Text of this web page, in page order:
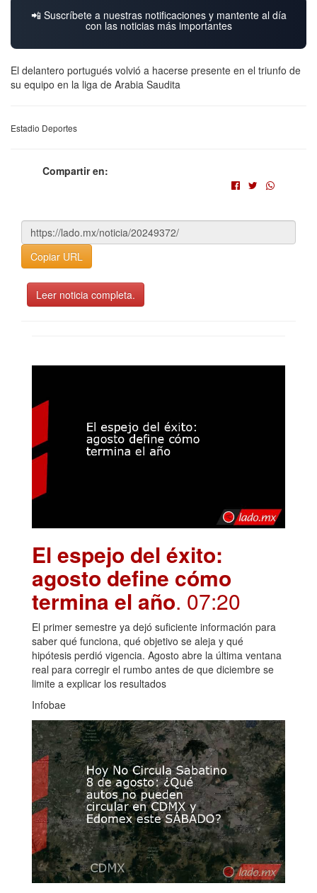
📲 Suscríbete a nuestras notificaciones y mantente al día
con las noticias más importantes
El delantero portugués volvió a hacerse presente en el triunfo de
su equipo en la liga de Arabia Saudita
Estadio Deportes
Compartir en:
Copiar URL
Leer noticia completa.
El espejo del éxito:
agosto define cómo
termina el año. 07:20
El primer semestre ya dejó suficiente información para
saber qué funciona, qué objetivo se aleja y qué
hipótesis perdió vigencia. Agosto abre la última ventana
real para corregir el rumbo antes de que diciembre se
limite a explicar los resultados
Infobae